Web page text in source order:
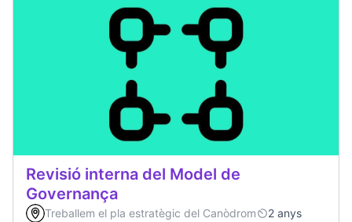
Revisió interna del Model de
Governança
Treballem el pla estratègic del Canòdrom
2 anys